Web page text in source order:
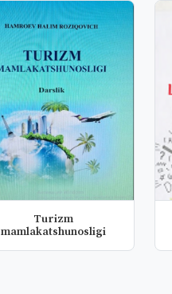
Turizm
mamlakatshunosligi